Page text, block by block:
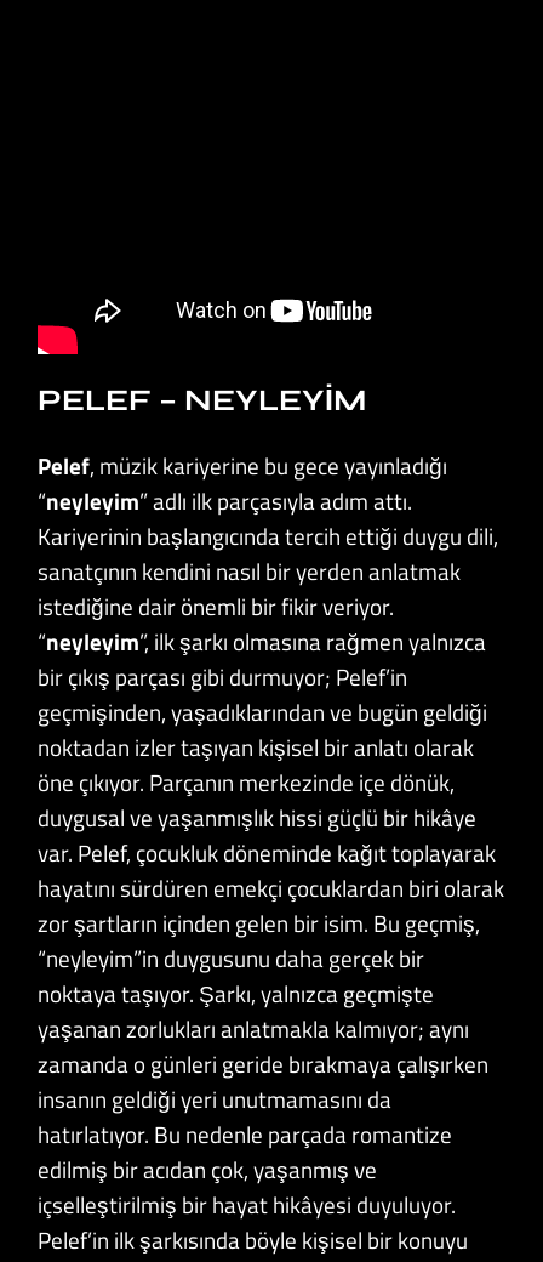
PELEF – NEYLEYIM
Pelef, müzik kariyerine bu gece yayınladığı
“neyleyim” adlı ilk parçasıyla adım attı.
Kariyerinin başlangıcında tercih ettiği duygu dili,
sanatçının kendini nasıl bir yerden anlatmak
istediğine dair önemli bir fikir veriyor.
“neyleyim”, ilk şarkı olmasına rağmen yalnızca
bir çıkış parçası gibi durmuyor; Pelef’in
geçmişinden, yaşadıklarından ve bugün geldiği
noktadan izler taşıyan kişisel bir anlatı olarak
öne çıkıyor. Parçanın merkezinde içe dönük,
duygusal ve yaşanmışlık hissi güçlü bir hikâye
var. Pelef, çocukluk döneminde kağıt toplayarak
hayatını sürdüren emekçi çocuklardan biri olarak
zor şartların içinden gelen bir isim. Bu geçmiş,
“neyleyim”in duygusunu daha gerçek bir
noktaya taşıyor. Şarkı, yalnızca geçmişte
yaşanan zorlukları anlatmakla kalmıyor; aynı
zamanda o günleri geride bırakmaya çalışırken
insanın geldiği yeri unutmamasını da
hatırlatıyor. Bu nedenle parçada romantize
edilmiş bir acıdan çok, yaşanmış ve
içselleştirilmiş bir hayat hikâyesi duyuluyor.
Pelef’in ilk şarkısında böyle kişisel bir konuyu